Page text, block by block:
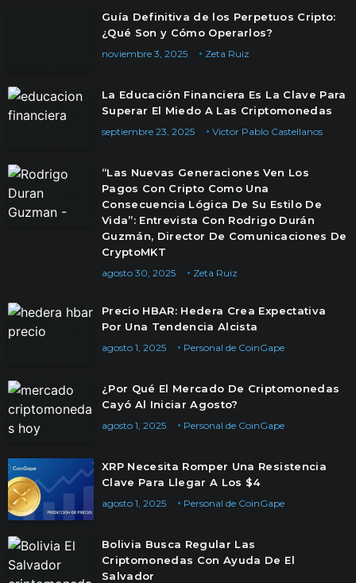
Guía Definitiva de los Perpetuos Cripto:
¿Qué Son y Cómo Operarlos?
Zeta Ruiz
noviembre 3, 2025
La Educación Financiera Es La Clave Para
Superar El Miedo A Las Criptomonedas
Victor Pablo Castellanos
septiembre 23, 2025
“Las Nuevas Generaciones Ven Los
Pagos Con Cripto Como Una
Consecuencia Lógica De Su Estilo De
Vida”: Entrevista Con Rodrigo Durán
Guzmán, Director De Comunicaciones De
CryptoMKT
Zeta Ruiz
agosto 30, 2025
Precio HBAR: Hedera Crea Expectativa
Por Una Tendencia Alcista
Personal de CoinGape
agosto 1, 2025
¿Por Qué El Mercado De Criptomonedas
Cayó Al Iniciar Agosto?
Personal de CoinGape
agosto 1, 2025
XRP Necesita Romper Una Resistencia
Clave Para Llegar A Los $4
Personal de CoinGape
agosto 1, 2025
Bolivia Busca Regular Las
Criptomonedas Con Ayuda De El
Salvador